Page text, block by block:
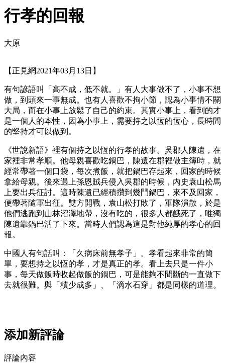
行孝的回報
大原
【正見網2021年03月13日】
有句諺語叫「高不成，低不就。」有人大事做不了，小事不想
做，到頭來一事無成。也有人喜歡不拘小節，認為小事情不關
大局，而在小事上放鬆了自己的約束。其實小事上，看到的才
是一個人的本性，因為小事上，需要持之以恆的恆心，長時間
的堅持才可以做到。
《世說新語》裡有個持之以恆的行孝的故事。吳郡人陳遺，在
家裡非常孝順。他母親喜歡吃鍋巴，陳遺在郡裡做主簿時，就
經常帶著一個口袋，每次煮飯，就把鍋巴存起來，回家的時候
拿給母親。後來遇上孫恩賊兵侵入吳郡的時候，內史袁山松馬
上要出兵征討。這時陳遺已經積攢到幾鬥鍋巴，來不及回家，
便帶著隨軍出征。雙方開戰，袁山松打敗了，軍隊潰散，於是
他們逃跑到山林沼澤地帶，沒有吃的，很多人都餓死了，唯獨
陳遺靠鍋巴活了下來。當時人們認為這是對他純厚的孝心的回
報。
中國人有句話叫：「久病床前無孝子」。孝看起來非常的簡
單，要想持之以恆的孝，才是真正的孝。看上去只是一件小
事，每天做飯時收起做飯的鍋巴，可是能夠不間斷的一直做下
去就很難。與「積少成多」、「滴水石穿」都是同樣的道理。
添加新評論
評論內容